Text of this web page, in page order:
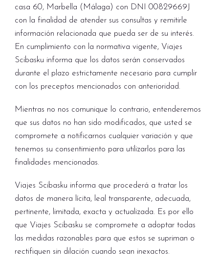
casa 60, Marbella (Málaga) con DNI 00829669J
con la finalidad de atender sus consultas y remitirle
información relacionada que pueda ser de su interés.
En cumplimiento con la normativa vigente, Viajes
Scibasku informa que los datos serán conservados
durante el plazo estrictamente necesario para cumplir
con los preceptos mencionados con anterioridad.
Mientras no nos comunique lo contrario, entenderemos
que sus datos no han sido modificados, que usted se
compromete a notificarnos cualquier variación y que
tenemos su consentimiento para utilizarlos para las
finalidades mencionadas.
Viajes Scibasku informa que procederá a tratar los
datos de manera lícita, leal transparente, adecuada,
pertinente, limitada, exacta y actualizada. Es por ello
que Viajes Scibasku se compromete a adoptar todas
las medidas razonables para que estos se supriman o
rectifiquen sin dilación cuando sean inexactos.